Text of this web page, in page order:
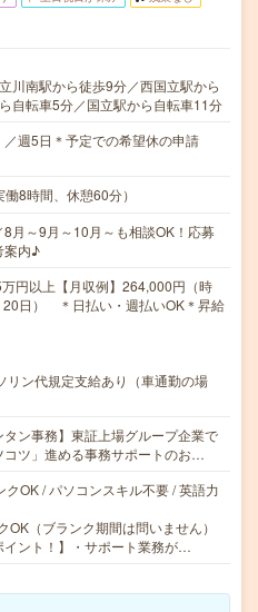
川南駅から徒歩9分／西国立駅から
自転車5分／国立駅から自転車11分
週5日＊予定での希望休の申請
8時間、休憩60分）
8月～9月～10月～も相談OK！応募
案内♪
円以上【月収例】264,000円（時
20日） ＊日払い・週払いOK＊昇給
リン代規定支給あり（車通勤の場
タン事務】東証上場グループ企業で
コツ」進める事務サポートのお…
クOK / パソコンスキル不要 / 英語力
（ブランク期間は問いません）
イント！】・サポート業務が…